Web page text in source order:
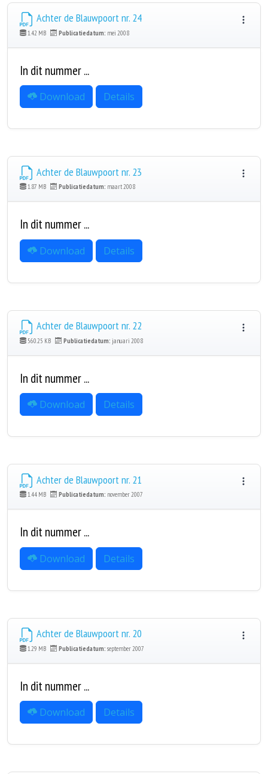
Achter de Blauwpoort nr. 24
1.42 MB Publicatiedatum: mei 2008
In dit nummer ...
Download Details
Achter de Blauwpoort nr. 23
1.87 MB Publicatiedatum: maart 2008
In dit nummer ...
Download Details
Achter de Blauwpoort nr. 22
560.25 KB Publicatiedatum: januari 2008
In dit nummer ...
Download Details
Achter de Blauwpoort nr. 21
1.44 MB Publicatiedatum: november 2007
In dit nummer ...
Download Details
Achter de Blauwpoort nr. 20
1.29 MB Publicatiedatum: september 2007
In dit nummer ...
Download Details